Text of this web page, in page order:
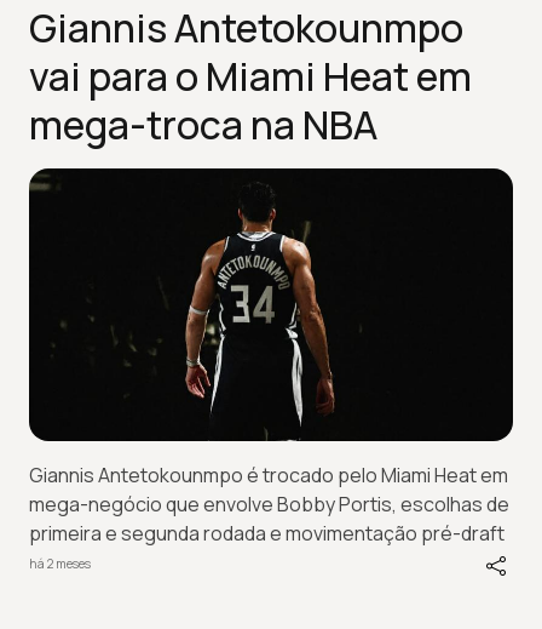
Giannis Antetokounmpo
vai para o Miami Heat em
mega-troca na NBA
Giannis Antetokounmpo é trocado pelo Miami Heat em
mega-negócio que envolve Bobby Portis, escolhas de
primeira e segunda rodada e movimentação pré-draft
há 2 meses